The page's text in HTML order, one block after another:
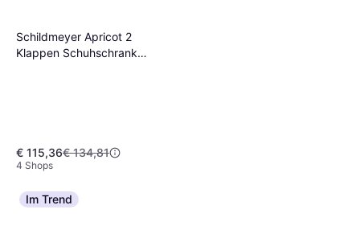
Schildmeyer Apricot 2
Klappen Schuhschrank
€ 115,36€ 134,81
4 Shops
Im Trend